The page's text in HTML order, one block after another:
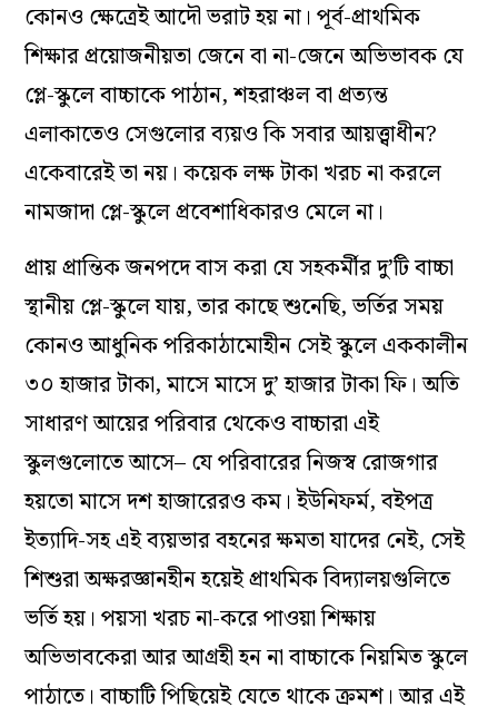
কোনও ক্ষেত্রেই আদৌ ভরাট হয় না। পূর্ব-প্রাথমিক
শিক্ষার প্রয়োজনীয়তা জেনে বা না-জেনে অভিভাবক যে
প্লে-স্কুলে বাচ্চাকে পাঠান, শহরাঞ্চল বা প্রত্যন্ত
এলাকাতেও সেগুলোর ব্যয়ও কি সবার আয়ত্ত্বাধীন?
একেবারেই তা নয়। কয়েক লক্ষ টাকা খরচ না করলে
নামজাদা প্লে-স্কুলে প্রবেশাধিকারও মেলে না।
প্রায় প্রান্তিক জনপদে বাস করা যে সহকর্মীর দু’টি বাচ্চা
স্থানীয় প্লে-স্কুলে যায়, তার কাছে শুনেছি, ভর্তির সময়
কোনও আধুনিক পরিকাঠামোহীন সেই স্কুলে এককালীন
৩০ হাজার টাকা, মাসে মাসে দু’ হাজার টাকা ফি। অতি
সাধারণ আয়ের পরিবার থেকেও বাচ্চারা এই
স্কুলগুলোতে আসে– যে পরিবারের নিজস্ব রোজগার
হয়তো মাসে দশ হাজারেরও কম। ইউনিফর্ম, বইপত্র
ইত্যাদি-সহ এই ব্যয়ভার বহনের ক্ষমতা যাদের নেই, সেই
শিশুরা অক্ষরজ্ঞানহীন হয়েই প্রাথমিক বিদ্যালয়গুলিতে
ভর্তি হয়। পয়সা খরচ না-করে পাওয়া শিক্ষায়
অভিভাবকেরা আর আগ্রহী হন না বাচ্চাকে নিয়মিত স্কুলে
পাঠাতে। বাচ্চাটি পিছিয়েই যেতে থাকে ক্রমশ। আর এই